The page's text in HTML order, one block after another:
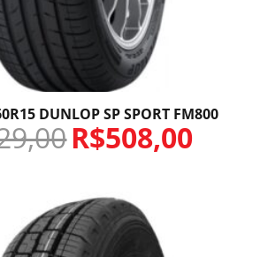
DUNLOP SP SPORT FM800
R$508,00